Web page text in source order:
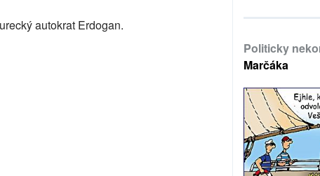
autokrat Erdogan.
Politicky
Marčáka